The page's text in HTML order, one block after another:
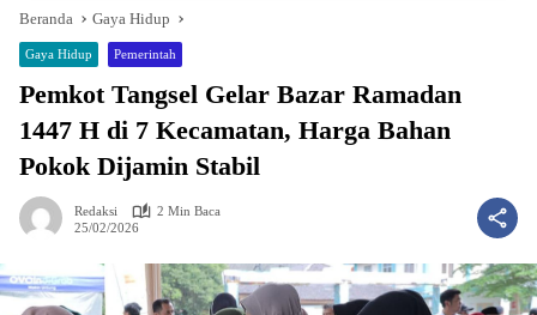
Beranda Gaya Hidup
Gaya Hidup Pemerintah
Pemkot Tangsel Gelar Bazar Ramadan
1447 H di 7 Kecamatan, Harga Bahan
Pokok Dijamin Stabil
Redaksi
2 Min Baca
25/02/2026